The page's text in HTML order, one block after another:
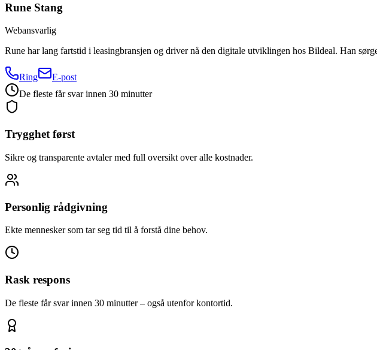
Rune Stang
Webansvarlig
Rune har lang fartstid i leasingbransjen og driver nå den digitale utviklingen hos Bildeal. Han
Ring
E-post
De fleste får svar innen 30 minutter
Trygghet først
Sikre og transparente avtaler med full oversikt over alle kostnader.
Personlig rådgivning
Ekte mennesker som tar seg tid til å forstå dine behov.
Rask respons
De fleste får svar innen 30 minutter – også utenfor kontortid.